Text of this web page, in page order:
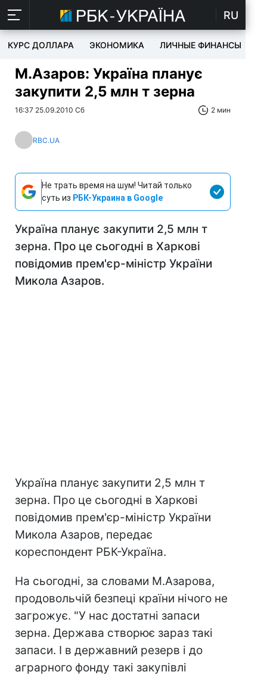
RU
КУРС ДОЛЛАРА ЭКОНОМИКА ЛИЧНЫЕ ФИНАНСЫ
М.Азаров: Україна планує
закупити 2,5 млн т зерна
16:37 25.09.2010 Сб 2 мин
RBC.UA
Не трать время на шум! Читай только
суть из РБК-Украина в Google
Україна планує закупити 2,5 млн т
зерна. Про це сьогодні в Харкові
повідомив прем'єр-міністр України
Микола Азаров.
Україна планує закупити 2,5 млн т
зерна. Про це сьогодні в Харкові
повідомив прем'єр-міністр України
Микола Азаров, передає
кореспондент РБК-Україна.
На сьогодні, за словами М.Азарова,
продовольчій безпеці країни нічого не
загрожує. "У нас достатні запаси
зерна. Держава створює зараз такі
запаси. І в державний резерв і до
аграрного фонду такі закупівлі